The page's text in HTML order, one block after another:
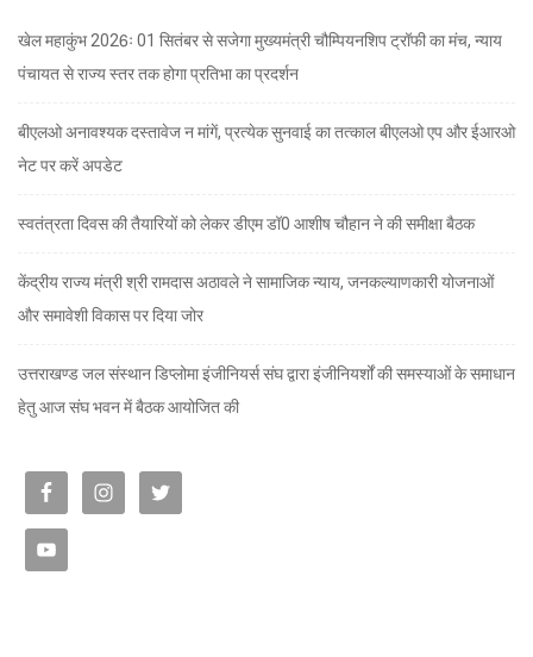
खेल महाकुंभ 2026ः 01 सितंबर से सजेगा मुख्यमंत्री चौम्पियनशिप ट्रॉफी का मंच, न्याय
पंचायत से राज्य स्तर तक होगा प्रतिभा का प्रदर्शन
बीएलओ अनावश्यक दस्तावेज न मांगें, प्रत्येक सुनवाई का तत्काल बीएलओ एप और ईआरओ
नेट पर करें अपडेट
स्वतंत्रता दिवस की तैयारियों को लेकर डीएम डॉ0 आशीष चौहान ने की समीक्षा बैठक
केंद्रीय राज्य मंत्री श्री रामदास अठावले ने सामाजिक न्याय, जनकल्याणकारी योजनाओं
और समावेशी विकास पर दिया जोर
उत्तराखण्ड जल संस्थान डिप्लोमा इंजीनियर्स संघ द्वारा इंजीनियर्शों की समस्याओं के समाधान
हेतु आज संघ भवन में बैठक आयोजित की